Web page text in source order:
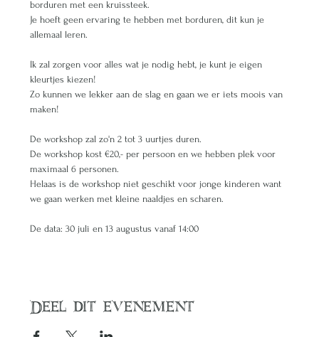
borduren met een kruissteek.
Je hoeft geen ervaring te hebben met borduren, dit kun je
allemaal leren.
Ik zal zorgen voor alles wat je nodig hebt, je kunt je eigen
kleurtjes kiezen!
Zo kunnen we lekker aan de slag en gaan we er iets moois van
maken!
De workshop zal zo'n 2 tot 3 uurtjes duren.
De workshop kost €20,- per persoon en we hebben plek voor
maximaal 6 personen.
Helaas is de workshop niet geschikt voor jonge kinderen want
we gaan werken met kleine naaldjes en scharen.
De data: 30 juli en 13 augustus vanaf 14:00
Deel dit evenement